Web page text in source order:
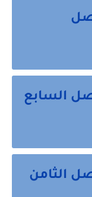
السابع
الثامن